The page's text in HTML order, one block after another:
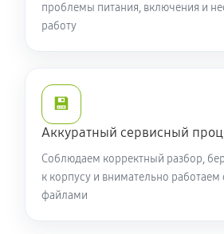
проблемы питания, включения и
работу
💾
Аккуратный сервисный
Соблюдаем корректный разбор,
к корпусу и внимательно
файлами